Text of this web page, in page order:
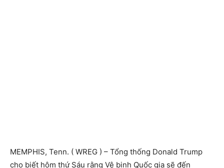
MEMPHIS, Tenn. ( WREG ) – Tổng thống Donald Trump
cho biết hôm thứ Sáu rằng Vệ binh Quốc gia sẽ đến